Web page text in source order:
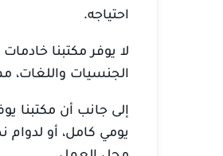
احتياجه.
لا يوفر مكتبنا
الجنسيات واللغات،
إلى جانب أن مكتبنا
يومي كامل، أو